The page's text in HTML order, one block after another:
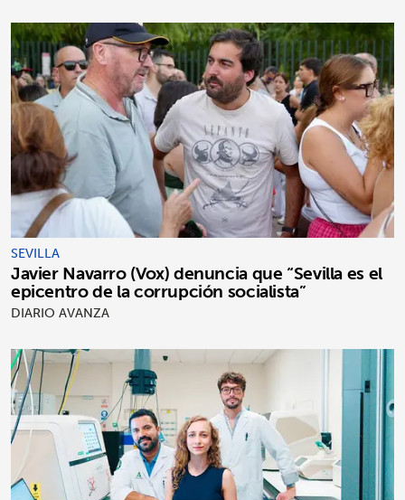
SEVILLA
Javier Navarro (Vox) denuncia que “Sevilla es el
epicentro de la corrupción socialista”
DIARIO AVANZA